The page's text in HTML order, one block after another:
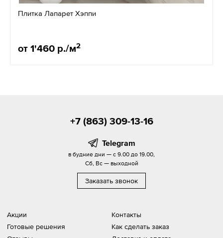
Плитка Лапарет Хэппи
от 1'460 р./м2
Акции
Готовые решения
Контакты
Как сделать заказ
+7 (863) 309-13-16
Telegram
в будние дни — с 9.00 до 19.00,
Сб, Вс — выходной
Заказать звонок